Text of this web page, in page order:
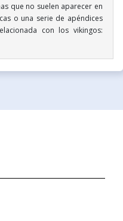
que no suelen aparecer en
o una serie de apéndices
con los vikingos: